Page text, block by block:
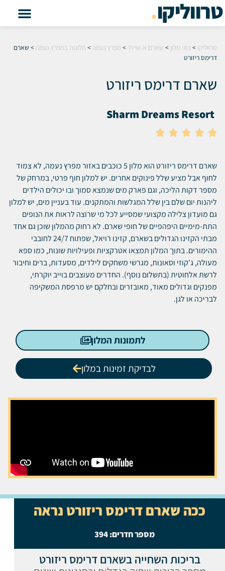
טרווליקו.
טרווליקו > בתי מלון > שארם א-שייח' > מפרץ נעמה > מלונות במפרץ נעמה > שארם
דרימס ריזורט
שארם דרימס ריזורט
Sharm Dreams Resort





שארם דרימס ריזורט הוא מלון 5 כוכבים באזור מפרץ נעמה, לא צמוד
לחוף אבל מציע שלל פינוקים אחרים. יש למלון חוף פרטי, במרחק של
מספר דקות הליכה, וגם פארק מים שנמצא סמוך ובו יכולים הילדים
ליהנות יום שלם בין שלל המגלשות והמתקנים. עוד בעניין מים, יש למלון
גם מועדון צלילה מקצועי שמסייע לכל מי שרוצה לראות את הנופים
התת-מימיים היפהפיים של חופי שארם. לא רחוק מהמלון שוכן גם אחד
מבתי הקזינו הגדולים בשארם, קזינו רויאל, שפתוח 24/7 לחובבי
ההימורים. בתוך המלון תמצאו אטרקציות ופעילויות שונות, כמו ספא
מעולה, ג'קוזי וסאונות, מגרשי משחקים לילדים, מסעדות, ברים וחיבור
לרשת אלחוטית (בתשלום נוסף). החדרים מעוצבים בוייב יוקרתי,
מפנקים וגדולים מאוד, מאובזרים ובחלקם יש מרפסת המשקיפה
לבריכה או לגן.
לתמונות המלון
לבדיקת זמינות במלון
ככה שארם דרימס ריזורט נראה
מספר חדרים:394
בריכות השחייה בשארם דרימס ריזורט